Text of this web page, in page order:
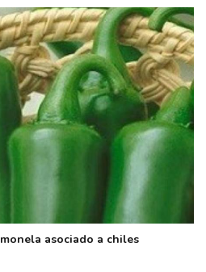
asociado a chiles